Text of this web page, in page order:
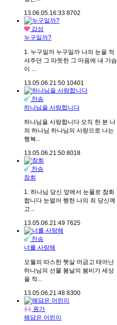
13.06.05.16:33 8702
감성
누구일까?
1. 누구일까 누구일까 나의 눈을 적
셔주던 그 따뜻한 그 마음에 내 가슴
이 ...
13.05.06.21:50 10401
찬송
하나님을 사랑합니다
하나님을 사랑합니다 오직 한 분 나
의 하나님 하나님의 사랑으로 나는
행복...
13.05.06.21:50 8018
찬송
참회
1. 하나님 당신 앞에서 눈물로 참회
합니다 눈멀어 행한 나의 죄 당신께
고...
13.05.06.21:49 7625
찬송
너를 사랑해
오월의 따스한 햇살 머금고 태어난
하나님의 선물 봄날의 봄비가 세상
을 적...
13.05.06.21:48 8300
원가
해담은 어린이